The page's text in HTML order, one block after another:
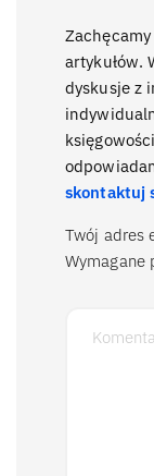
artykułów.
dyskusje z
skontaktuj
Twój adres
Wymagane